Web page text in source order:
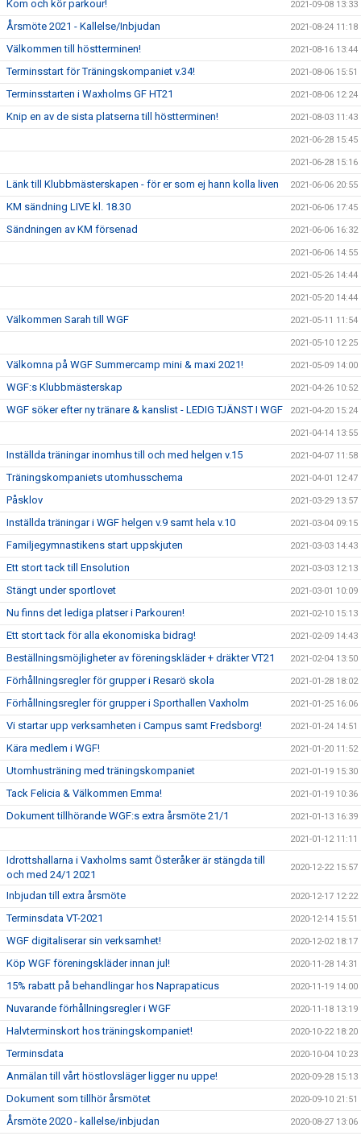
Kom och kör parkour! 2021-09-08 13:33
Årsmöte 2021 - Kallelse/Inbjudan 2021-08-24 11:18
Välkommen till höstterminen! 2021-08-16 13:44
Terminsstart för Träningskompaniet v.34! 2021-08-06 15:51
Terminsstarten i Waxholms GF HT21 2021-08-06 12:24
Knip en av de sista platserna till höstterminen! 2021-08-03 11:43
2021-06-28 15:45
2021-06-28 15:16
Länk till Klubbmästerskapen - för er som ej hann kolla liven 2021-06-06 20:55
KM sändning LIVE kl. 18.30 2021-06-06 17:45
Sändningen av KM försenad 2021-06-06 16:32
2021-06-06 14:55
2021-05-26 14:44
2021-05-20 14:44
Välkommen Sarah till WGF 2021-05-11 11:54
2021-05-10 12:25
Välkomna på WGF Summercamp mini & maxi 2021! 2021-05-09 14:00
WGF:s Klubbmästerskap 2021-04-26 10:52
WGF söker efter ny tränare & kanslist - LEDIG TJÄNST I WGF 2021-04-20 15:24
2021-04-14 13:55
Inställda träningar inomhus till och med helgen v.15 2021-04-07 11:58
Träningskompaniets utomhusschema 2021-04-01 12:47
Påsklov 2021-03-29 13:57
Inställda träningar i WGF helgen v.9 samt hela v.10 2021-03-04 09:15
Familjegymnastikens start uppskjuten 2021-03-03 14:43
Ett stort tack till Ensolution 2021-03-03 12:13
Stängt under sportlovet 2021-03-01 10:09
Nu finns det lediga platser i Parkouren! 2021-02-10 15:13
Ett stort tack för alla ekonomiska bidrag! 2021-02-09 14:43
Beställningsmöjligheter av föreningskläder + dräkter VT21 2021-02-04 13:50
Förhållningsregler för grupper i Resarö skola 2021-01-28 18:02
Förhållningsregler för grupper i Sporthallen Vaxholm 2021-01-25 16:06
Vi startar upp verksamheten i Campus samt Fredsborg! 2021-01-24 14:51
Kära medlem i WGF! 2021-01-20 11:52
Utomhusträning med träningskompaniet 2021-01-19 15:30
Tack Felicia & Välkommen Emma! 2021-01-19 10:36
Dokument tillhörande WGF:s extra årsmöte 21/1 2021-01-13 16:39
2021-01-12 11:11
Idrottshallarna i Vaxholms samt Österåker är stängda till
och med 24/1 2021
2020-12-22 15:57
Inbjudan till extra årsmöte 2020-12-17 12:22
Terminsdata VT-2021 2020-12-14 15:51
WGF digitaliserar sin verksamhet! 2020-12-02 18:17
Köp WGF föreningskläder innan jul! 2020-11-28 14:31
15% rabatt på behandlingar hos Naprapaticus 2020-11-19 14:00
Nuvarande förhållningsregler i WGF 2020-11-18 13:19
Halvterminskort hos träningskompaniet! 2020-10-22 18:20
Terminsdata 2020-10-04 10:23
Anmälan till vårt höstlovsläger ligger nu uppe! 2020-09-28 15:13
Dokument som tillhör årsmötet 2020-09-10 21:51
Årsmöte 2020 - kallelse/inbjudan 2020-08-27 13:06